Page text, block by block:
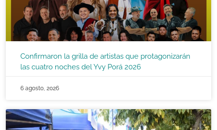
Confirmaron la grilla de artistas que protagonizarán
las cuatro noches del Yvy Porá 2026
6 agosto, 2026